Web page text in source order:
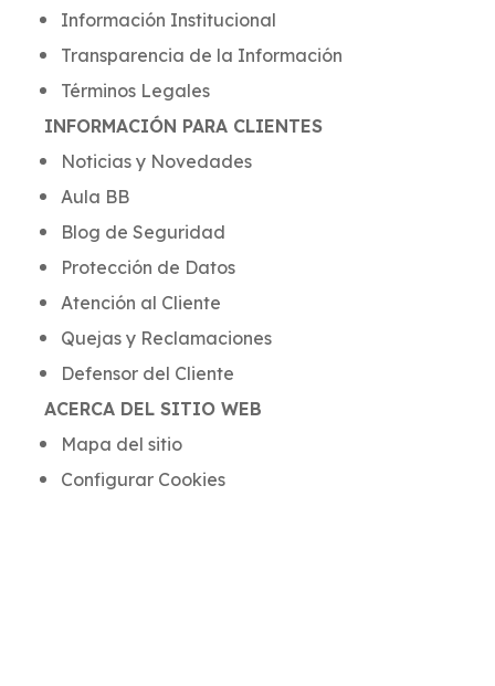
Información Institucional
Transparencia de la Información
Términos Legales
INFORMACIÓN PARA CLIENTES
Noticias y Novedades
Aula BB
Blog de Seguridad
Protección de Datos
Atención al Cliente
Quejas y Reclamaciones
Defensor del Cliente
ACERCA DEL SITIO WEB
Mapa del sitio
Configurar Cookies